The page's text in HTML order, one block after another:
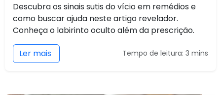
Descubra os sinais sutis do vício em remédios e
como buscar ajuda neste artigo revelador.
Conheça o labirinto oculto além da prescrição.
Ler mais Tempo de leitura: 3 mins